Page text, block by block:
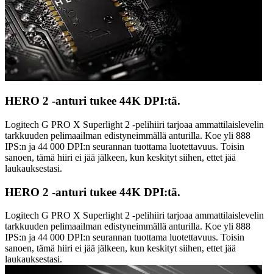
HERO 2 -anturi tukee 44K DPI:tä.
Logitech G PRO X Superlight 2 -pelihiiri tarjoaa ammattilaislevelin
tarkkuuden pelimaailman edistyneimmällä anturilla. Koe yli 888
IPS:n ja 44 000 DPI:n seurannan tuottama luotettavuus. Toisin
sanoen, tämä hiiri ei jää jälkeen, kun keskityt siihen, ettet jää
laukauksestasi.
HERO 2 -anturi tukee 44K DPI:tä.
Logitech G PRO X Superlight 2 -pelihiiri tarjoaa ammattilaislevelin
tarkkuuden pelimaailman edistyneimmällä anturilla. Koe yli 888
IPS:n ja 44 000 DPI:n seurannan tuottama luotettavuus. Toisin
sanoen, tämä hiiri ei jää jälkeen, kun keskityt siihen, ettet jää
laukauksestasi.